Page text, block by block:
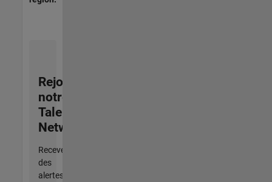
Rejoignez
notre
Talent
Network
Recevez
des
alertes